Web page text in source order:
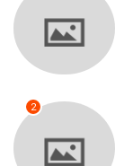
2